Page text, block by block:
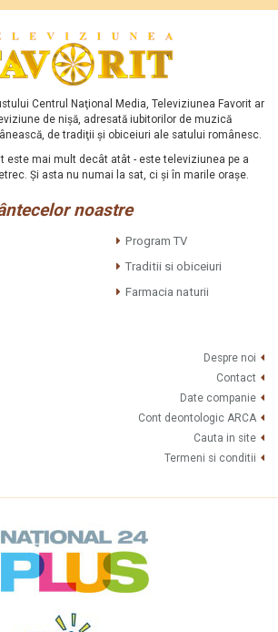
Centrul Naţional Media, Televiziunea Favorit ar
de nişă, adresată iubitorilor de muzică
de tradiţii şi obiceiuri ale satului românesc.
este mai mult decât atât - este televiziunea pe a
Şi asta nu numai la sat, ci şi în marile oraşe.
noastre
Program TV
Traditii si obiceiuri
Farmacia naturii
Despre noi
Contact
Date companie
Cont deontologic ARCA
Cauta in site
Termeni si conditii